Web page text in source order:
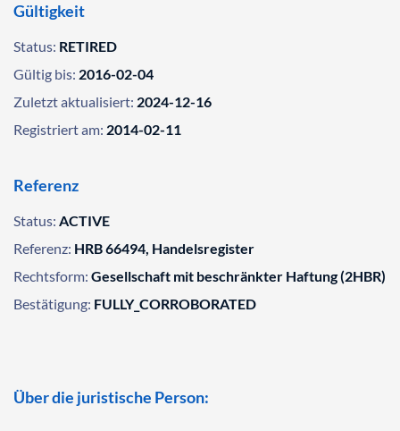
Gültigkeit
Status: RETIRED
Gültig bis: 2016-02-04
Zuletzt aktualisiert: 2024-12-16
Registriert am: 2014-02-11
Referenz
Status: ACTIVE
Referenz: HRB 66494, Handelsregister
Rechtsform: Gesellschaft mit beschränkter Haftung (2HBR)
Bestätigung: FULLY_CORROBORATED
Über die juristische Person: